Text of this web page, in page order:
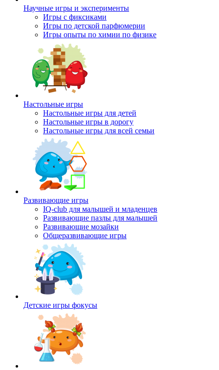
Научные игры и эксперименты
Игры с фиксиками
Игры по детской парфюмерии
Игры опыты по химии по физике
Настольные игры
Настольные игры для детей
Настольные игры в дорогу
Настольные игры для всей семьи
Развивающие игры
IQ-club для малышей и младенцев
Развивающие пазлы для малышей
Развивающие мозайки
Общеразвивающие игры
Детские игры фокусы